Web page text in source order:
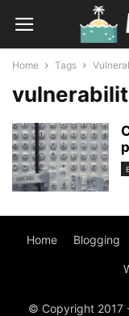
Home Tags
Home Blogging
© Copyright 2017